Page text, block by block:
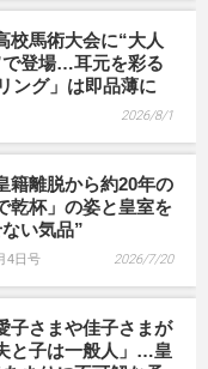
校馬術大会に“大人
登場…耳元を彩る
ング」は即品薄に
2026/8/1
籍離脱から約20年の
乾杯」の姿と皇室を
い気品”
4日号 2026/7/20
子さまや佳子さまが
と子は一般人」…皇